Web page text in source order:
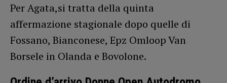
Per Agata,si tratta della quinta
affermazione stagionale dopo quelle di
Fossano, Bianconese, Epz Omloop Van
Borsele in Olanda e Bovolone.